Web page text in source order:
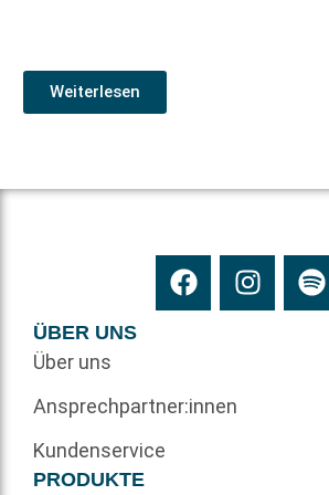
Weiterlesen
ÜBER UNS
Über uns
Ansprechpartner:innen
Kundenservice
PRODUKTE